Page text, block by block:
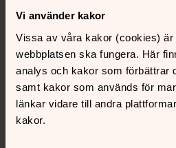
Vi använder kakor
Vissa av våra kakor (cookies) är
webbplatsen ska fungera. Här
analys och kakor som förbättrar
samt kakor som används för
länkar vidare till andra
kakor.